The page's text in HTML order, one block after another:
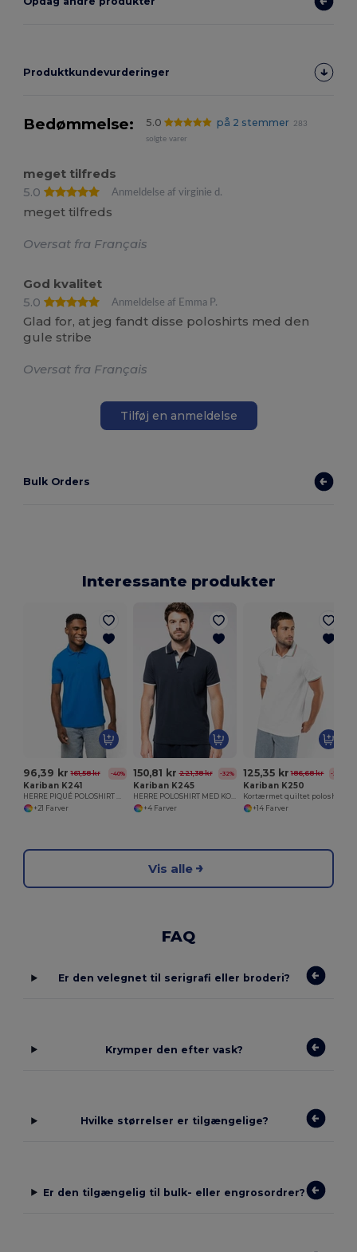
Produktkundevurderinger
Bedømmelse: 5.0 på 2 stemmer
283
solgte varer
meget tilfreds
5.0
Anmeldelse af virginie d.
meget tilfreds
Oversat fra Français
God kvalitet
5.0
Anmeldelse af Emma P.
Glad for, at jeg fandt disse poloshirts med den
gule stribe
Oversat fra Français
Tilføj en anmeldelse
Bulk Orders
Interessante produkter
96,39 kr 161,58 kr -40%
Kariban K241
HERRE PIQUÉ POLOSHIRT MED KORTE ÆRMER
+21 Farver
150,81 kr 221,38 kr -32%
Kariban K245
HERRE POLOSHIRT MED KORTE ÆRMER
+4 Farver
125,35 kr 186,68 kr -33%
Kariban K250
Kortærmet quiltet poloshirt
+14 Farver
Vis alle
FAQ
Er den velegnet til serigrafi eller broderi?
Krymper den efter vask?
Hvilke størrelser er tilgængelige?
Er den tilgængelig til bulk- eller engrosordrer?